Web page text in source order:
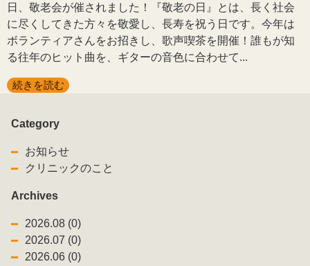
日、敬老会が催されました！『敬老の日』とは、長く社会
に尽くしてきた方々を敬愛し、長寿を祝う日です。今年は
ボランティアさんをお招きし、歌声喫茶を開催！誰もが知
る往年のヒット曲を、ギターの音色に合わせて...
続きを読む
Category
お知らせ
クリニックのこと
Archives
2026.08 (0)
2026.07 (0)
2026.06 (0)